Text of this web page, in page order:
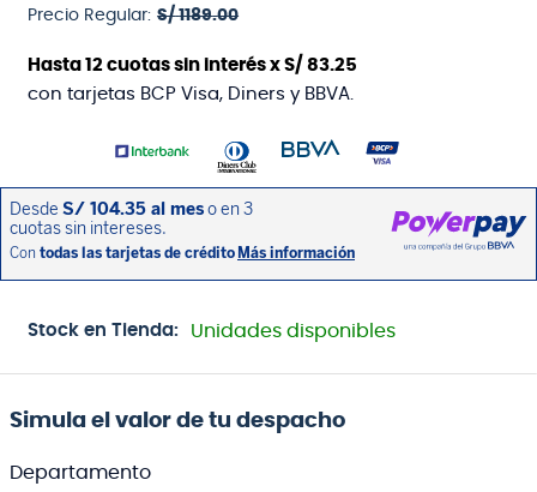
Precio Regular: S/ 1189.00
Hasta12 cuotas sin interés xS/ 83.25
con tarjetas BCP Visa, Diners y BBVA.
Stock en Tienda: Unidades disponibles
Simula el valor de tu despacho
Departamento